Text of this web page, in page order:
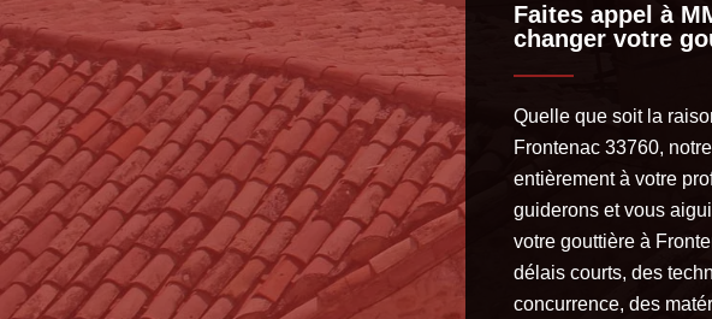
Faites appel à
changer votre
Quelle que soit la
Frontenac 33760,
entièrement à votre
guiderons et vous
votre gouttière à
délais courts, des
concurrence, des